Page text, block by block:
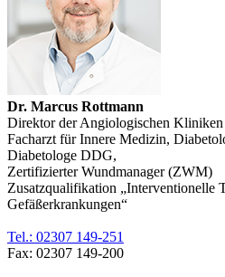
Dr. Marcus Rottmann
Direktor der Angiologischen Kliniken
Facharzt für Innere Medizin,
Diabetologe DDG,
Zertifizierter Wundmanager (ZWM)
Zusatzqualifikation „Interventionelle
Gefäßerkrankungen“
Tel.: 02307 149-251
Fax: 02307 149-200